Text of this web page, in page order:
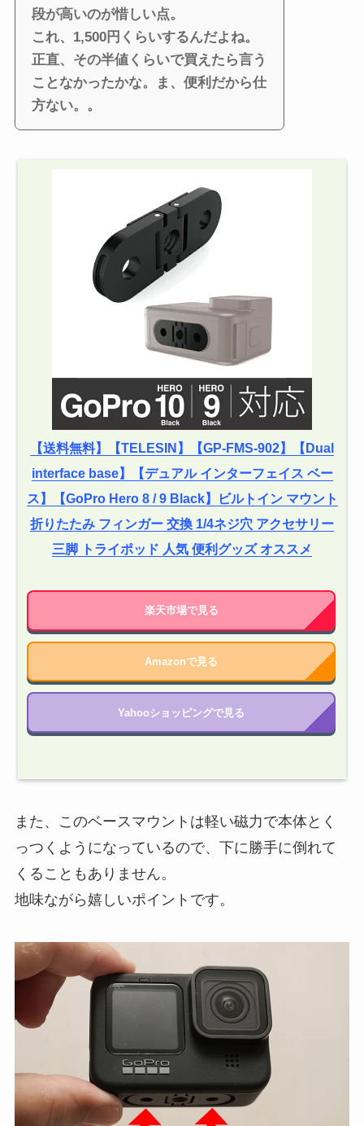
段が高いのが惜しい点。
これ、1,500円くらいするんだよね。
正直、その半値くらいで買えたら言う
ことなかったかな。ま、便利だから仕
方ない。。
【送料無料】【TELESIN】【GP-FMS-902】【Dual
interface base】【デュアル インターフェイス ベー
ス】【GoPro Hero 8 / 9 Black】ビルトイン マウント
折りたたみ フィンガー 交換 1/4ネジ穴 アクセサリー
三脚 トライポッド 人気 便利グッズ オススメ
楽天市場で見る
Amazonで見る
Yahooショッピングで見る
また、このベースマウントは軽い磁力で本体とく
っつくようになっているので、下に勝手に倒れて
くることもありません。
地味ながら嬉しいポイントです。